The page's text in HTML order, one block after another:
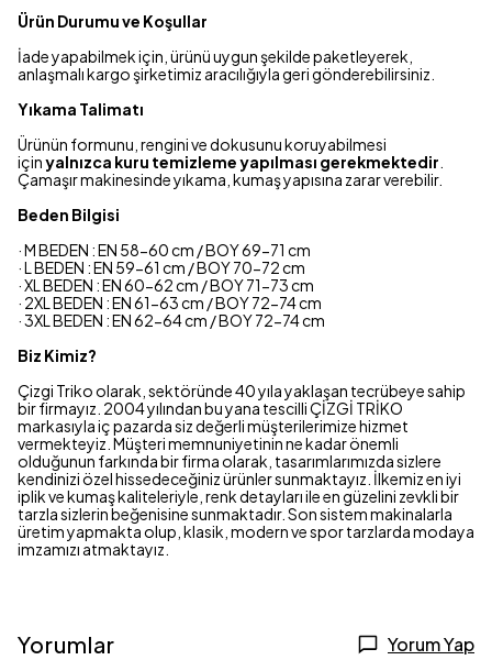
Ürün Durumu ve Koşullar
İade yapabilmek için, ürünü uygun şekilde paketleyerek,
anlaşmalı kargo şirketimiz aracılığıyla geri gönderebilirsiniz.
Yıkama Talimatı
Ürünün formunu, rengini ve dokusunu koruyabilmesi
içinyalnızca kuru temizleme yapılması gerekmektedir
Çamaşır makinesinde yıkama, kumaş yapısına zarar verebilir.
Beden Bilgisi
· M BEDEN : EN 58-60 cm / BOY 69-71 cm
· L BEDEN : EN 59-61 cm / BOY 70-72 cm
· XL BEDEN : EN 60-62 cm / BOY 71-73 cm
· 2XL BEDEN : EN 61-63 cm / BOY 72-74 cm
· 3XL BEDEN : EN 62-64 cm / BOY 72-74 cm
Biz Kimiz?
Çizgi Triko olarak, sektöründe 40 yıla yaklaşan tecrübeye sahip
bir firmayız. 2004 yılından bu yana tescilli ÇİZGİ TRİKO
markasıyla iç pazarda siz değerli müşterilerimize hizmet
vermekteyiz. Müşteri memnuniyetinin ne kadar önemli
olduğunun farkında bir firma olarak, tasarımlarımızda sizlere
kendinizi özel hissedeceğiniz ürünler sunmaktayız. İlkemiz en iyi
iplik ve kumaş kaliteleriyle, renk detayları ile en güzelini zevkli bir
tarzla sizlerin beğenisine sunmaktadır. Son sistem makinalarla
üretim yapmakta olup, klasik, modern ve spor tarzlarda modaya
imzamızı atmaktayız.
Yorumlar Yorum Yap